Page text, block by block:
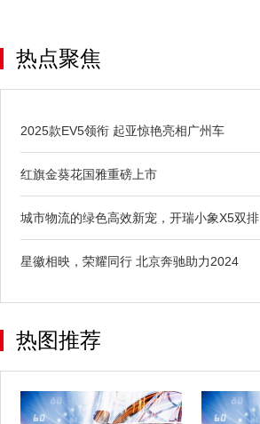
热点聚焦
2025款EV5领衔 起亚惊艳亮相广州车
红旗金葵花国雅重磅上市
城市物流的绿色高效新宠，开瑞小象X5双排
星徽相映，荣耀同行 北京奔驰助力2024
热图推荐